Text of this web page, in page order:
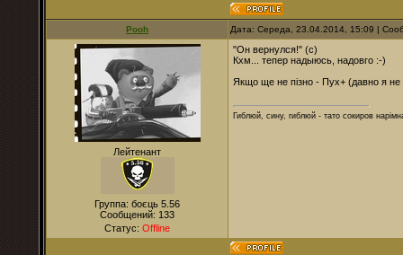
Pooh Дата: Середа, 23.04.2014, 15:09 |
Лейтенант
Группа: боєць 5.56
Сообщений: 133
Статус: Offline
"Он вернулся!" (с)
Кхм... тепер надыюсь, надовго :-)
Якщо ще не пізно - Пух+ (давно я
Гиблюй, сину, гиблюй - тато сокиров